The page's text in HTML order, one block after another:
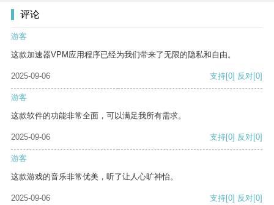
评论
游客
这款加速器VPM应用程序已经为我们带来了无限的隐私和自由。
2025-09-06 支持[0] 反对[0]
游客
这款软件的功能非常全面，可以满足我所有需求。
2025-09-06 支持[0] 反对[0]
游客
这款游戏的音乐非常优美，听了让人心旷神怡。
2025-09-06 支持[0] 反对[0]